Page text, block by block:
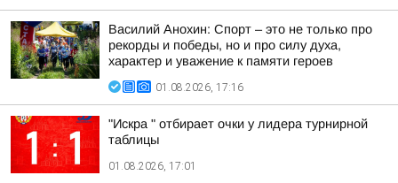
Василий Анохин: Спорт – это не только про
рекорды и победы, но и про силу духа,
характер и уважение к памяти героев
01.08.2026, 17:16
"Искра " отбирает очки у лидера турнирной
таблицы
01.08.2026, 17:01